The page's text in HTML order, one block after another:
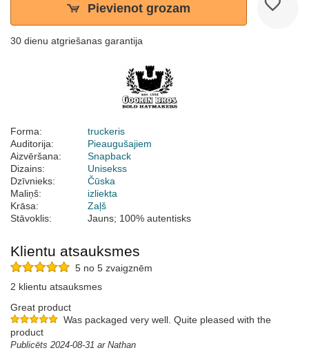
Pievienot grozam
30 dienu atgriešanas garantija
Forma:
truckeris
Auditorija:
Pieaugušajiem
Aizvēršana:
Snapback
Dizains:
Unisekss
Dzīvnieks:
Čūska
Maliņš:
izliekta
Krāsa:
Zaļš
Stāvoklis:
Jauns; 100% autentisks
Klientu atsauksmes
5 no 5 zvaigznēm
2 klientu atsauksmes
Great product
Was packaged very well. Quite pleased with the
product
Publicēts 2024-08-31 ar Nathan